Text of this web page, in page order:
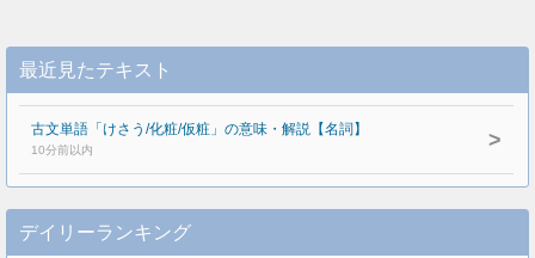
最近見たテキスト
古文単語「けさう/化粧/仮粧」の意味・解説【名詞】
10分前以内 >
デイリーランキング